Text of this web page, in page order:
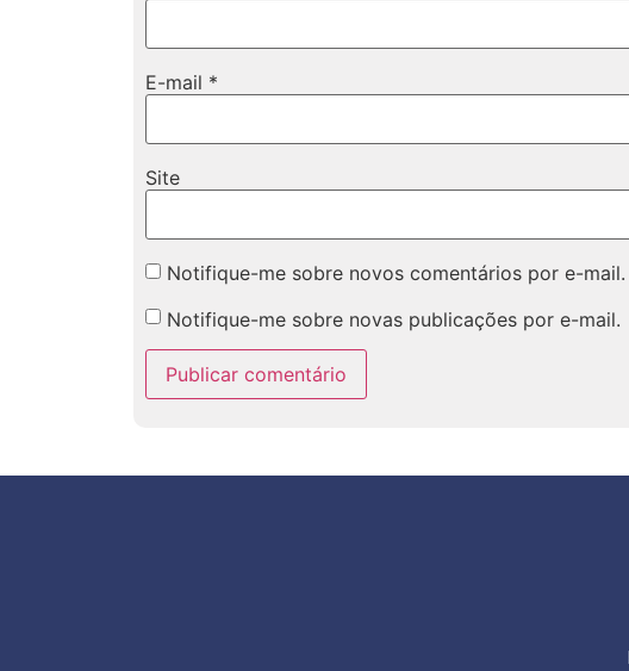
E-mail *
Site
Notifique-me sobre novos comentários por e-mail.
Notifique-me sobre novas publicações por e-mail.